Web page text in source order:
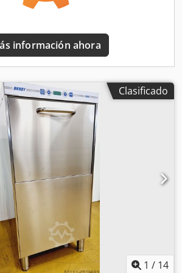
de mantenimiento - Paquete de
en marcha Dedexduw Aepfx Apveck
exposición!
información ahora
Clasificado
1 / 14